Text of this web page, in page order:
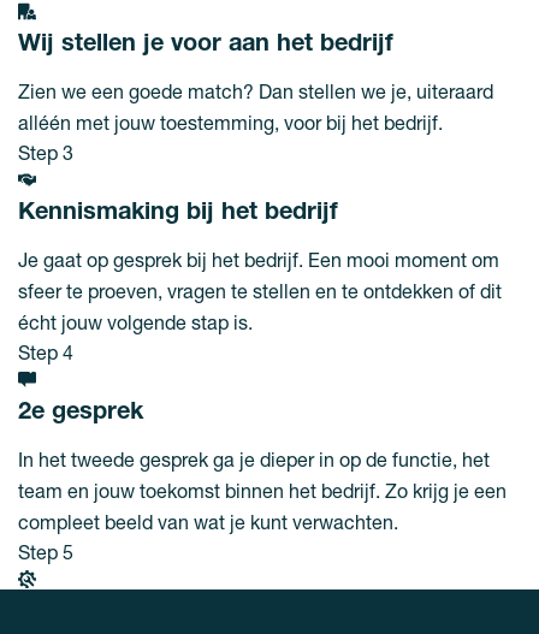
Wij stellen je voor aan het bedrijf
Zien we een goede match? Dan stellen we je, uiteraard
alléén met jouw toestemming, voor bij het bedrijf.
Step 3
Kennismaking bij het bedrijf
Je gaat op gesprek bij het bedrijf. Een mooi moment om
sfeer te proeven, vragen te stellen en te ontdekken of dit
écht jouw volgende stap is.
Step 4
2e gesprek
In het tweede gesprek ga je dieper in op de functie, het
team en jouw toekomst binnen het bedrijf. Zo krijg je een
compleet beeld van wat je kunt verwachten.
Step 5